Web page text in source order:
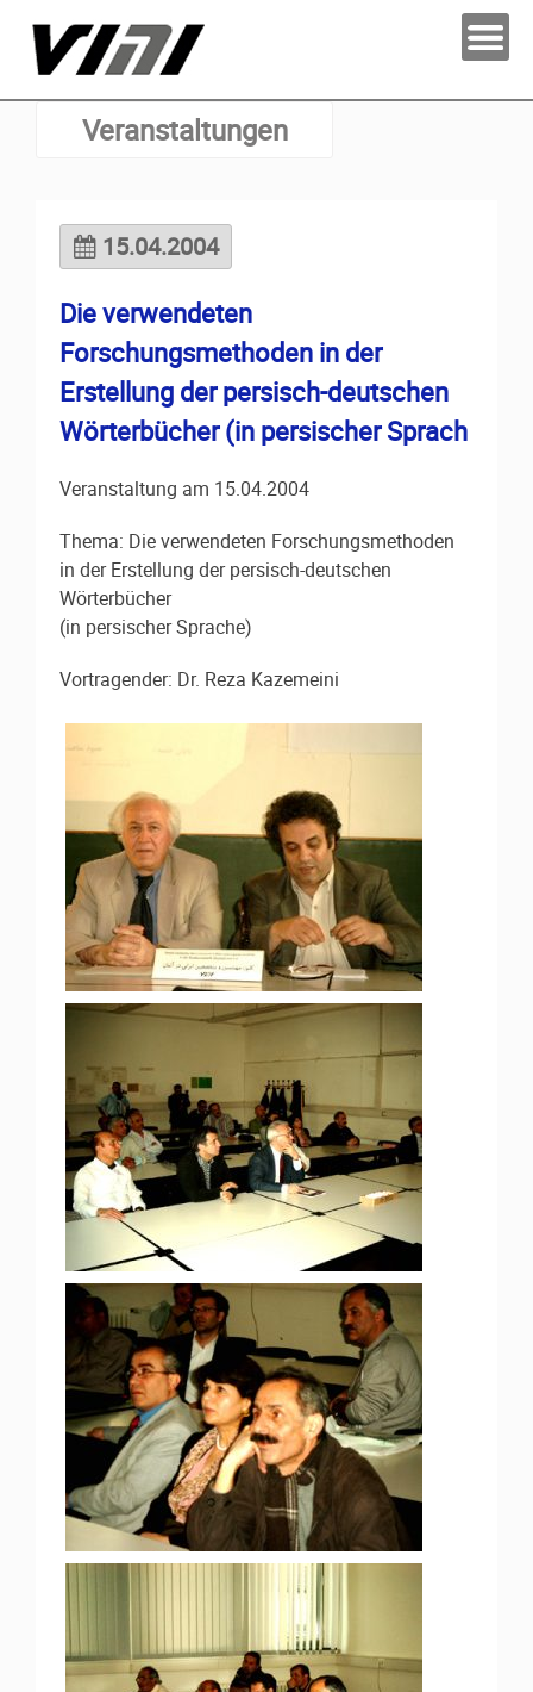
Veranstaltungen
15.04.2004
Die verwendeten
Forschungsmethoden in der
Erstellung der persisch-deutschen
Wörterbücher (in persischer Sprach
Veranstaltung am 15.04.2004
Thema: Die verwendeten Forschungsmethoden
in der Erstellung der persisch-deutschen
Wörterbücher
(in persischer Sprache)
Vortragender: Dr. Reza Kazemeini